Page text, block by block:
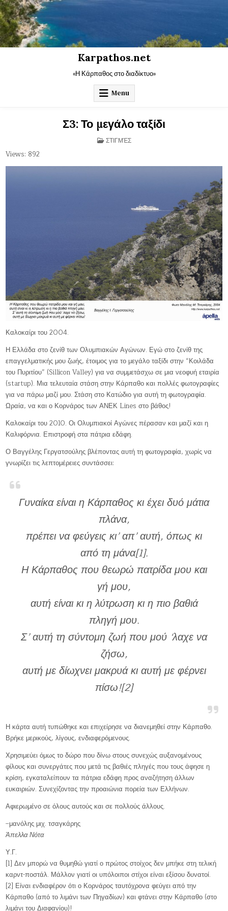
Skip
to
content
Karpathos.net
«Η Κάρπαθος στο διαδίκτυο»
Menu
Σ3: Το μεγάλο ταξίδι
POSTED
ΣΤΙΓΜΈΣ
Views: 892
Καλοκαίρι του 2004.
Η Ελλάδα στο ζενίθ των Ολυμπιακών Αγώνων. Εγώ στο ζενίθ της
επαγγελματικής μου ζωής, έτοιμος για το μεγάλο ταξίδι στην “Κοιλάδα
του Πυριτίου” (Sillicon Valley) για να συμμετάσχω σε μια νεοφυή εταιρία
(startup). Μια τελευταία στάση στην Κάρπαθο και πολλές φωτογραφίες
για να πάρω μαζί μου. Στάση στο Κατώδιο για αυτή τη φωτογραφία.
Ωραία, να και ο Κορνάρος των ΑΝΕΚ Lines στο βάθος!
Καλοκαίρι του 2010. Οι Ολυμπιακοί Αγώνες πέρασαν και μαζί και η
Καλιφόρνια. Επιστροφή στα πάτρια εδάφη.
Ο Βαγγέλης Γεργατσούλης βλέποντας αυτή τη φωτογραφία, χωρίς να
γνωρίζει τις λεπτομέρειες συντάσσει:
Γυναίκα είναι η Κάρπαθος κι έχει δυό μάτια
πλάνα,
πρέπει να φεύγεις κι’ απ’ αυτή, όπως κι
από τη μάνα[1].
Η Κάρπαθος που θεωρώ πατρίδα μου και
γή μου,
αυτή είναι κι η λύτρωση κι η πιο βαθιά
πληγή μου.
Σ’ αυτή τη σύντομη ζωή που μού ‘λαχε να
ζήσω,
αυτή με δίωχνει μακρυά κι αυτή με φέρνει
πίσω![2]
Η κάρτα αυτή τυπώθηκε και επιχείρησε να διανεμηθεί στην Κάρπαθο.
Βρήκε μερικούς, λίγους, ενδιαφερόμενους.
Χρησιμεύει όμως το δώρο που δίνω στους συνεχώς αυξανομένους
φίλους και συνεργάτες που μετά τις βαθιές πληγές που τους άφησε η
κρίση, εγκαταλείπουν τα πάτρια εδάφη προς αναζήτηση άλλων
ευκαιριών. Συνεχίζοντας την προαιώνια πορεία των Ελλήνων.
Αφιερωμένο σε όλους αυτούς και σε πολλούς άλλους.
–μανόλης μιχ. τσαγκάρης
Άπελλα Νότα
Υ.Γ.
[1] Δεν μπορώ να θυμηθώ γιατί ο πρώτος στοίχος δεν μπήκε στη τελική
καρντ-ποστάλ. Μάλλον γιατί οι υπόλοιποι στίχοι είναι εξίσου δυνατοί.
[2] Είναι ενδιαφέρον ότι ο Κορνάρος ταυτόχρονα φεύγει από την
Κάρπαθο (από το λιμάνι των Πηγαδίων) και φτάνει στην Κάρπαθο (στο
λιμάνι του Διαφανίου)!